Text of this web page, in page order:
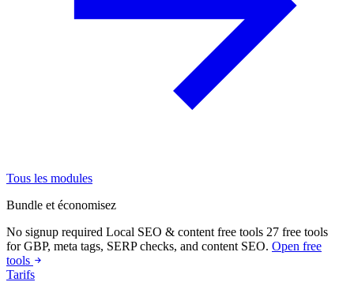
Tous les modules
Bundle et économisez
No signup required Local SEO & content free tools 27 free tools
for GBP, meta tags, SERP checks, and content SEO. Open free
tools
Tarifs